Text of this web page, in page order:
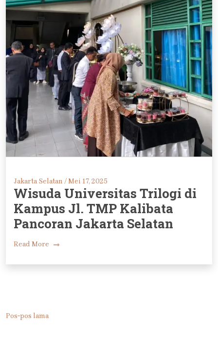
Jakarta Selatan /Mei 17, 2025
Wisuda Universitas Trilogi di
Kampus Jl. TMP Kalibata
Pancoran Jakarta Selatan
Read More
Navigasi
Pos-pos lama